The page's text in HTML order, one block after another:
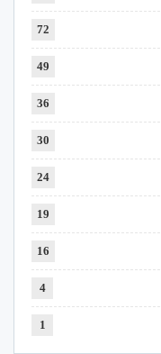
72
49
36
30
24
19
16
4
1